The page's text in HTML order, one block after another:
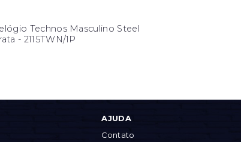
Technos Masculino Steel
- 2115TWN/1P
AJUDA
Contato